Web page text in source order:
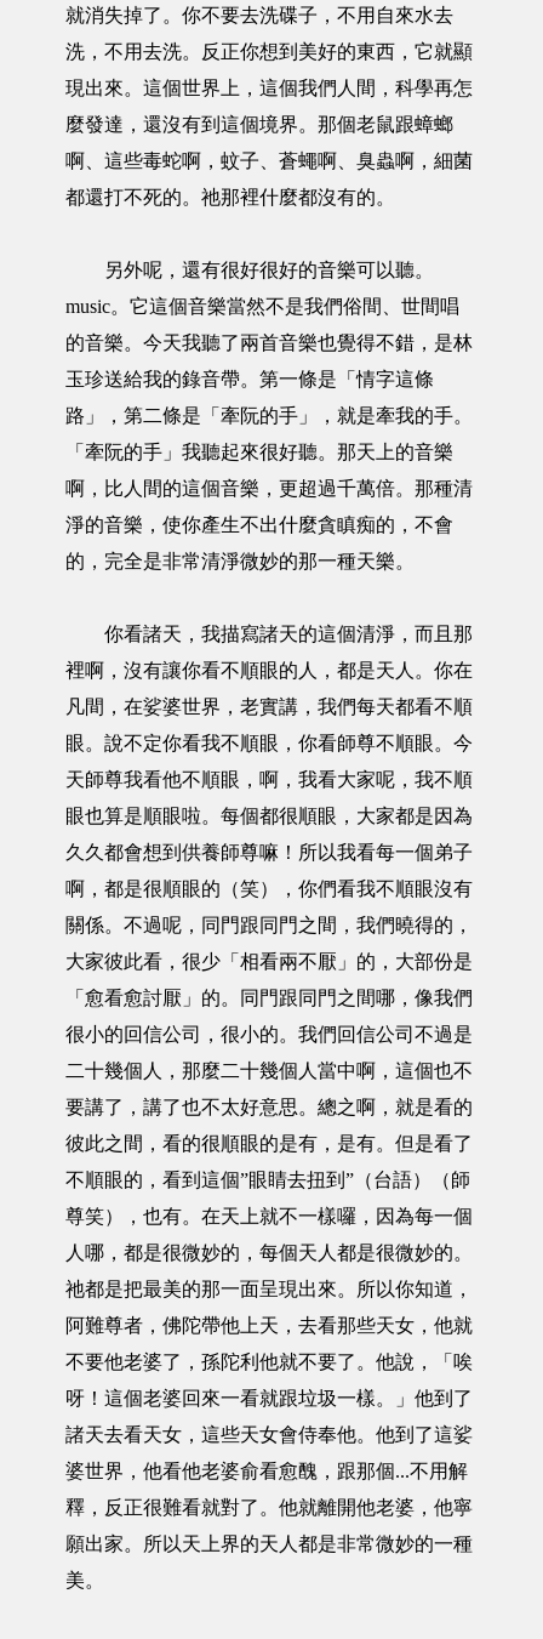
就消失掉了。你不要去洗碟子，不用自來水去
洗，不用去洗。反正你想到美好的東西，它就顯
現出來。這個世界上，這個我們人間，科學再怎
麼發達，還沒有到這個境界。那個老鼠跟蟑螂
啊、這些毒蛇啊，蚊子、蒼蠅啊、臭蟲啊，細菌
都還打不死的。祂那裡什麼都沒有的。
另外呢，還有很好很好的音樂可以聽。
music。它這個音樂當然不是我們俗間、世間唱
的音樂。今天我聽了兩首音樂也覺得不錯，是林
玉珍送給我的錄音帶。第一條是「情字這條
路」，第二條是「牽阮的手」，就是牽我的手。
「牽阮的手」我聽起來很好聽。那天上的音樂
啊，比人間的這個音樂，更超過千萬倍。那種清
淨的音樂，使你產生不出什麼貪瞋痴的，不會
的，完全是非常清淨微妙的那一種天樂。
你看諸天，我描寫諸天的這個清淨，而且那
裡啊，沒有讓你看不順眼的人，都是天人。你在
凡間，在娑婆世界，老實講，我們每天都看不順
眼。說不定你看我不順眼，你看師尊不順眼。今
天師尊我看他不順眼，啊，我看大家呢，我不順
眼也算是順眼啦。每個都很順眼，大家都是因為
久久都會想到供養師尊嘛！所以我看每一個弟子
啊，都是很順眼的（笑），你們看我不順眼沒有
關係。不過呢，同門跟同門之間，我們曉得的，
大家彼此看，很少「相看兩不厭」的，大部份是
「愈看愈討厭」的。同門跟同門之間哪，像我們
很小的回信公司，很小的。我們回信公司不過是
二十幾個人，那麼二十幾個人當中啊，這個也不
要講了，講了也不太好意思。總之啊，就是看的
彼此之間，看的很順眼的是有，是有。但是看了
不順眼的，看到這個”眼睛去扭到”（台語）（師
尊笑），也有。在天上就不一樣囉，因為每一個
人哪，都是很微妙的，每個天人都是很微妙的。
祂都是把最美的那一面呈現出來。所以你知道，
阿難尊者，佛陀帶他上天，去看那些天女，他就
不要他老婆了，孫陀利他就不要了。他說，「唉
呀！這個老婆回來一看就跟垃圾一樣。」他到了
諸天去看天女，這些天女會侍奉他。他到了這娑
婆世界，他看他老婆俞看愈醜，跟那個...不用解
釋，反正很難看就對了。他就離開他老婆，他寧
願出家。所以天上界的天人都是非常微妙的一種
美。